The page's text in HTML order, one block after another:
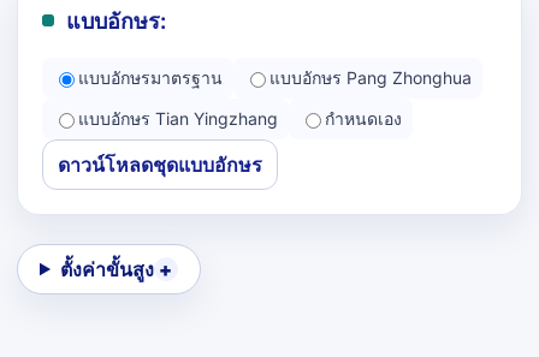
แบบอักษร:
แบบอักษรมาตรฐาน
แบบอักษร Pang Zhonghua
แบบอักษร Tian Yingzhang
กำหนดเอง
ดาวน์โหลดชุดแบบอักษร
ตั้งค่าขั้นสูง